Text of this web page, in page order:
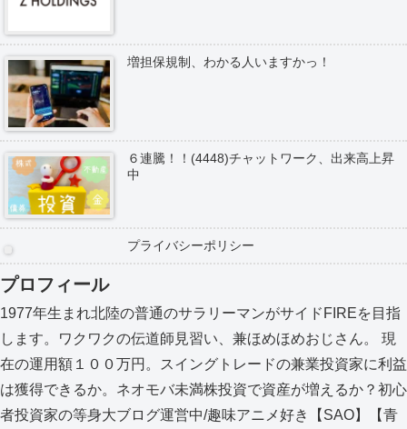
増担保規制、わかる人いますかっ！
６連騰！！(4448)チャットワーク、出来高上昇
中
プライバシーポリシー
プロフィール
1977年生まれ北陸の普通のサラリーマンがサイドFIREを目指
します。ワクワクの伝道師見習い、兼ほめほめおじさん。 現
在の運用額１００万円。スイングトレードの兼業投資家に利益
は獲得できるか。ネオモバ未満株投資で資産が増えるか？初心
者投資家の等身大ブログ運営中/趣味アニメ好き【SAO】【青